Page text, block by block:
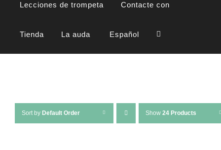
Lecciones de trompeta Contacte con
Tienda La auda Español
Sort by Default Order Show 24 Products